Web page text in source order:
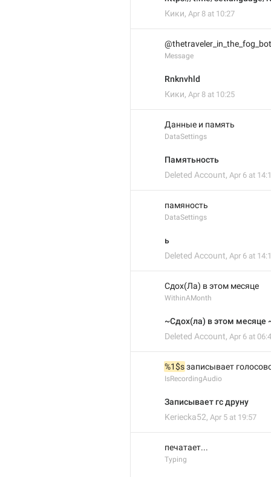
Кики, Apr 8 at 10:27
@thetraveler_in_the_fog_bot
Message
Rnknvhld
Кики, Apr 8 at 10:25
Данные и память
DataSettings
Памятьность
Deleted Account, Apr 6 at
памяность
DataSettings
ь
Deleted Account, Apr 6 at
Сдох(Ла) в этом месяце
WithinAMonth
~Сдох(ла) в этом месяце
Deleted Account, Apr 6 at
%1$s записывает
IsRecordingAudio
Записывает гс друну
Keriecka52, Apr 5 at 19:57
печатает...
Typing